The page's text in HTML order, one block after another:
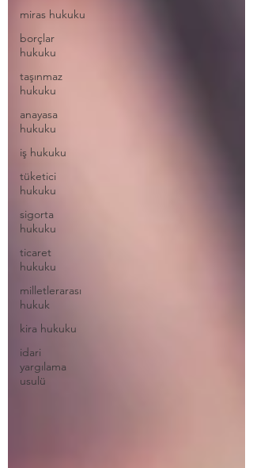
miras hukuku
borçlar
hukuku
taşınmaz
hukuku
anayasa
hukuku
iş hukuku
tüketici
hukuku
sigorta
hukuku
ticaret
hukuku
milletlerarası
hukuk
kira hukuku
idari
yargılama
usulü